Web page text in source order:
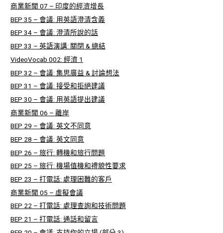
商業新聞 07 – 印度的經濟增長
BEP 35 – 會議: 用英語澄清含義
BEP 34 – 會議: 澄清所說的話
BEP 33 – 英語演講: 關閉 & 總結
VideoVocab 002: 經濟 1
BEP 32 – 會議: 集思廣益 & 討論想法
BEP 31 – 會議: 接受和拒絕建議
BEP 30 – 會議: 用英語提出建議
商業新聞 06 – 離岸
BEP 29 – 會議: 英文不同意
BEP 28 – 會議: 英文同意
BEP 26 – 旅行: 轉機和旅行問題
BEP 25 – 旅行: 機場值機和禮貌性要求
BEP 23 – 打電話: 處理困難的客戶
商業新聞 05 – 虛擬會議
BEP 22 – 打電話: 處理查詢和技術問題
BEP 21 – 打電話: 通話和留言